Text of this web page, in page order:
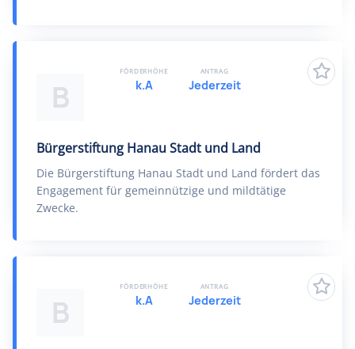
B
Bürgerstiftung Hanau Stadt und Land
Die Bürgerstiftung Hanau Stadt und Land fördert das
Engagement für gemeinnützige und mildtätige
Zwecke.
FÖRDERHÖHE
k.A
ANTRAG
Jederzeit
B
FÖRDERHÖHE
k.A
ANTRAG
Jederzeit